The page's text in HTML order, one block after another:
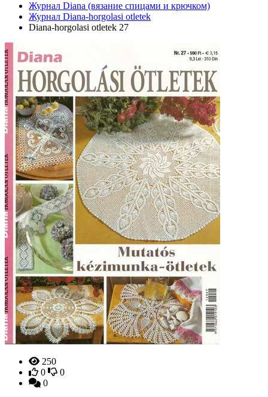
Журнал Diana (вязание спицами и крючком)
Журнал Diana-horgolasi otletek
Diana-horgolasi otletek 27
250
0
0
0